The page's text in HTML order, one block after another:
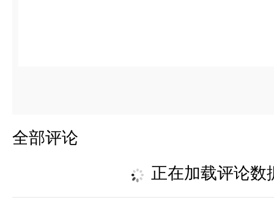
全部评论
正在加载评论数